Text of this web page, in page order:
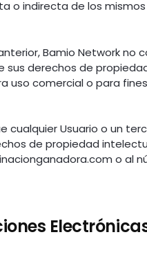
o indirecta de los
Bamio Network no
sus derechos de
uso comercial o para
cualquier Usuario o un
de propiedad
o al